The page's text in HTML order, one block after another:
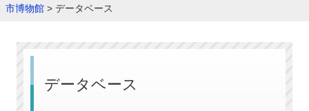
市博物館 > データベース
データベース